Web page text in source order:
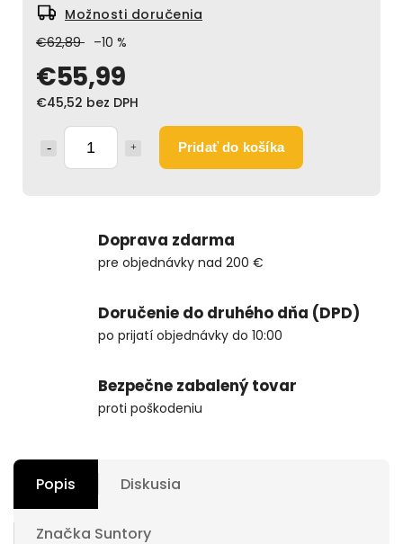
€62,89 –10 %
€55,99
€45,52 bez DPH
Pridať do košíka
Možnosti doručenia
Doprava zdarma
pre objednávky nad 200 €
Doručenie do druhého dňa (DPD)
po prijatí objednávky do 10:00
Bezpečne zabalený tovar
proti poškodeniu
Popis Diskusia
Značka Suntory